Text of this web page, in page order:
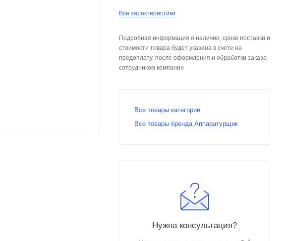
Все характеристики
Подробная информация о наличии, сроке поставки и
стоимости товара будет указана в счете на
предоплату, после оформления и обработки заказа
сотрудником компании
Все товары категории
Все товары бренда Аппаратурщик
Нужна консультация?